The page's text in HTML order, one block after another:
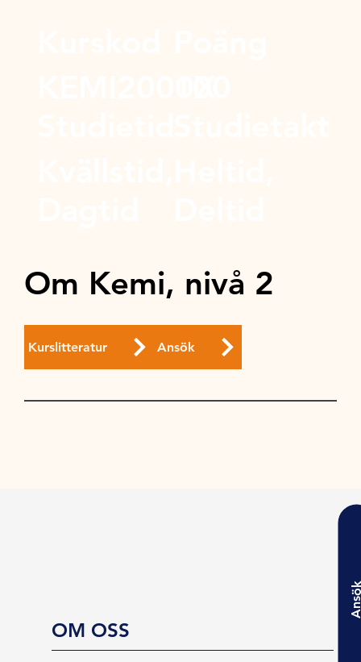
Om Kemi, nivå 2
Kurslitteratur Ansök
OM OSS